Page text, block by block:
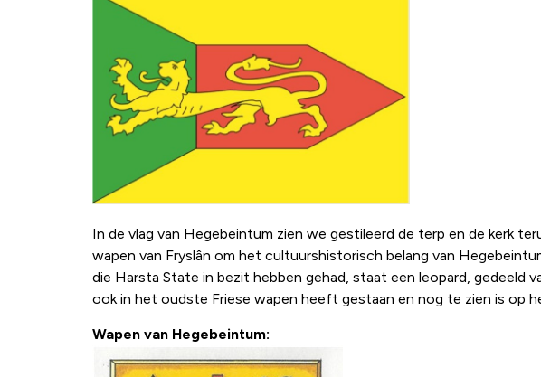
In de vlag van Hegebeintum zien we gestileerd de terp en de kerk
wapen van Fryslân om het cultuurshistorisch belang van
die Harsta State in bezit hebben gehad, staat een leopard, gedeeld
ook in het oudste Friese wapen heeft gestaan en nog te zien is op
Wapen van Hegebeintum: